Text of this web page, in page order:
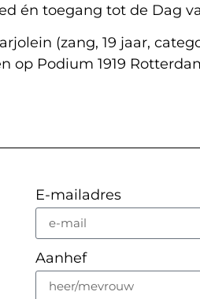
én toegang tot de Dag
(zang, 19 jaar,
op Podium 1919
E-mailadres
Aanhef